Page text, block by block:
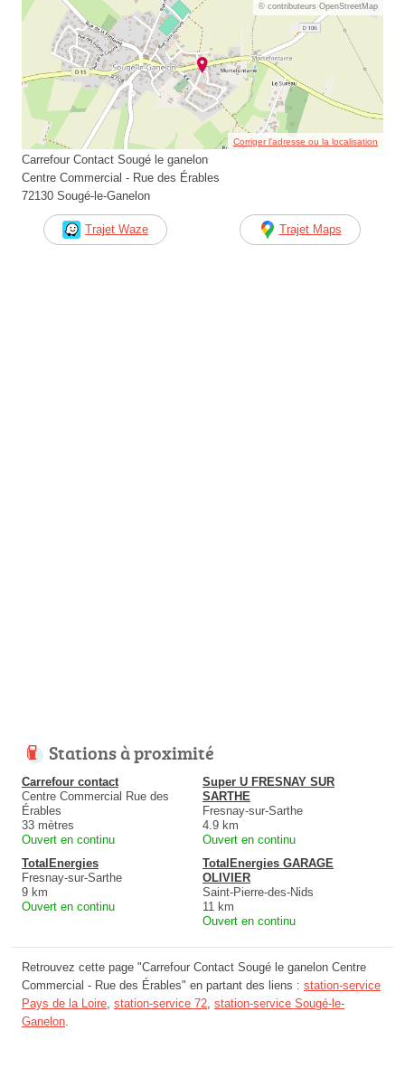
© contributeurs OpenStreetMap
Corriger l’adresse ou la localisation
Carrefour Contact Sougé le ganelon
Centre Commercial - Rue des Érables
72130 Sougé-le-Ganelon
Trajet Waze Trajet Maps
Stations à proximité
Carrefour contact
Centre Commercial Rue des
Érables
33 mètres
Ouvert en continu
Super U FRESNAY SUR
SARTHE
Fresnay-sur-Sarthe
4.9 km
Ouvert en continu
TotalEnergies
Fresnay-sur-Sarthe
9 km
Ouvert en continu
TotalEnergies GARAGE
OLIVIER
Saint-Pierre-des-Nids
11 km
Ouvert en continu
Retrouvez cette page "Carrefour Contact Sougé le ganelon Centre
Commercial - Rue des Érables" en partant des liens : station-service
Pays de la Loire, station-service 72, station-service Sougé-le-
Ganelon.